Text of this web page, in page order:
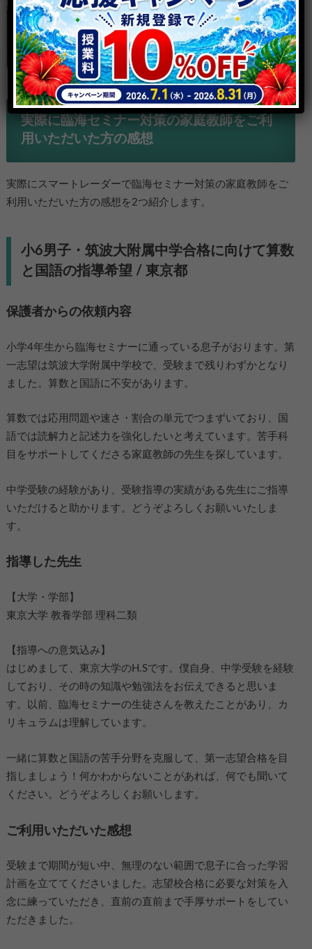
ゃるのではないでしょうか。そこ
で本記事では臨海セミナーのクラ
ス分けの仕組みからクラスアップ
対策の方法について紹介します。
実際に臨海セミナー対策の家庭教師をご利
用いただいた方の感想
実際にスマートレーダーで臨海セミナー対策の家庭教師をご
利用いただいた方の感想を2つ紹介します。
小6男子・筑波大附属中学合格に向けて算数
と国語の指導希望 / 東京都
保護者からの依頼内容
小学4年生から臨海セミナーに通っている息子がおります。第
一志望は筑波大学附属中学校で、受験まで残りわずかとなり
ました。算数と国語に不安があります。
算数では応用問題や速さ・割合の単元でつまずいており、国
語では読解力と記述力を強化したいと考えています。苦手科
目をサポートしてくださる家庭教師の先生を探しています。
中学受験の経験があり、受験指導の実績がある先生にご指導
いただけると助かります。どうぞよろしくお願いいたしま
す。
指導した先生
【大学・学部】
東京大学 教養学部 理科二類
【指導への意気込み】
はじめまして、東京大学のH.Sです。僕自身、中学受験を経験
しており、その時の知識や勉強法をお伝えできると思いま
す。以前、臨海セミナーの生徒さんを教えたことがあり、カ
リキュラムは理解しています。
一緒に算数と国語の苦手分野を克服して、第一志望合格を目
指しましょう！何かわからないことがあれば、何でも聞いて
ください。どうぞよろしくお願いします。
ご利用いただいた感想
受験まで期間が短い中、無理のない範囲で息子に合った学習
計画を立ててくださいました。志望校合格に必要な対策を入
念に練っていただき、直前の直前まで手厚サポートをしてい
ただきました。